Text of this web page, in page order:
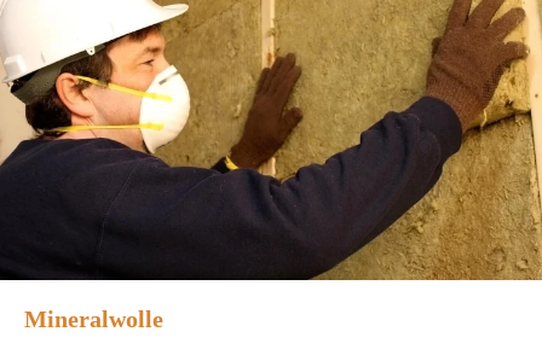
Mineralwolle